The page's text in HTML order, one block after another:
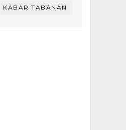
KABAR TABANAN